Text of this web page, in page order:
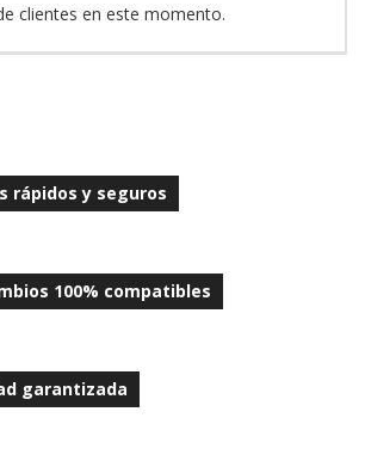
clientes en este momento.
rápidos y seguros
100% compatibles
garantizada